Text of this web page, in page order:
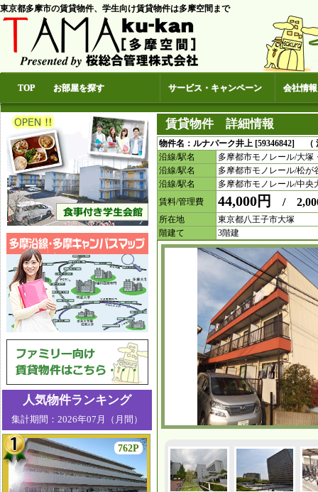
東京都多摩市の賃貸物件、学生向け賃貸物件は多摩空間まで
TOP お部屋を探す サービス・キャンペーン 会社情報
賃貸物件 詳細情報
物件名：ルナパーク井上 [59346842] （
沿線/駅名
多摩都市モノレール/大塚
沿線/駅名
多摩都市モノレール/松が
沿線/駅名
多摩都市モノレール/中央
賃料/管理費
44,000円 /
所在地
東京都八王子市大塚
階建て
3階建
人気物件ランキング
集計期間：2026年07月（月間）
762P